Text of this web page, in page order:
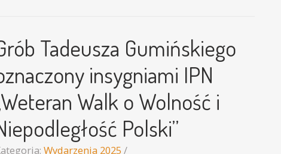
Tadeusza Gumińskiego
insygniami IPN
Walk o Wolność i
Polski”
Wydarzenia 2025